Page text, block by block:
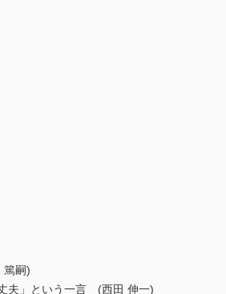
篤嗣)
夫」という一言 (西田 伸一)